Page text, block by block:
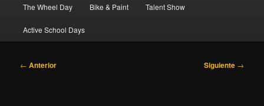
The Wheel Day Bike & Paint Talent Show
Active School Days
Navegación
← Anterior Siguiente →